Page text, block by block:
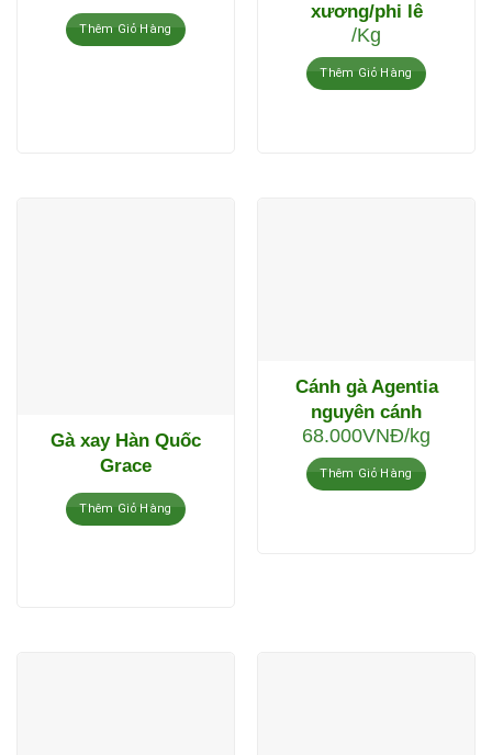
Thêm Giỏ Hàng
xương/phi lê
/Kg
Thêm Giỏ Hàng
Gà xay Hàn Quốc
Grace
Thêm Giỏ Hàng
Cánh gà Agentia
nguyên cánh
68.000VNĐ/kg
Thêm Giỏ Hàng